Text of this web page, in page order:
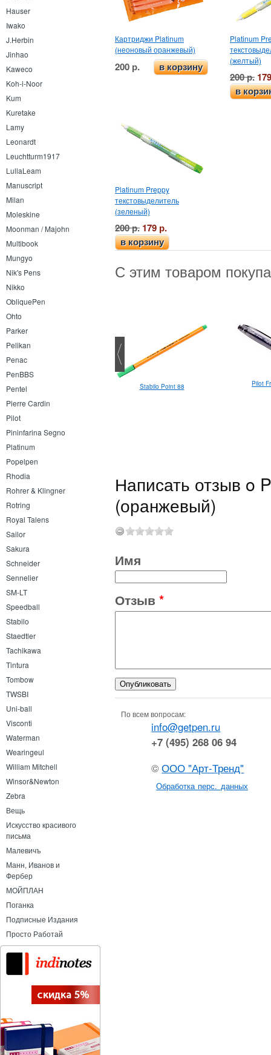
Hauser
Iwako
J.Herbin
Jinhao
Kaweco
Koh-i-Noor
Kum
Kuretake
Lamy
Leonardt
Leuchtturm1917
LullaLeam
Manuscript
Milan
Moleskine
Moonman / Majohn
Multibook
Mungyo
Nik's Pens
Nikko
ObliquePen
Ohto
Parker
Pelikan
Penac
PenBBS
Pentel
Pierre Cardin
Pilot
Pininfarina Segno
Platinum
Popelpen
Rhodia
Rohrer & Klingner
Rotring
Royal Talens
Sailor
Sakura
Schneider
Sennelier
SM-LT
Speedball
Stabilo
Staedtler
Tachikawa
Tintura
Tombow
TWSBI
Uni-ball
Visconti
Waterman
Wearingeul
William Mitchell
Winsor&Newton
Zebra
Вещь
Искусство красивого
письма
Малевичъ
Манн, Иванов и
Фербер
МОЙПЛАН
Поганка
Подписные Издания
Просто Работай
Картриджи Platinum
(неоновый оранжевый)
200 р. в корзину
Platinum
(желтый)
200 р.
в
Platinum Preppy
текстовыделитель
(зеленый)
200 р. 179 р.
в корзину
С этим товаром
Картриджи Platinum Stabilo Point 88 Pilot
Написать отзыв o
(оранжевый)
Имя
Отзыв *
По всем вопросам:
info@getpen.ru
+7 (495) 268 06 94
©ООО "Арт-Тренд"
Обработка перс. данных